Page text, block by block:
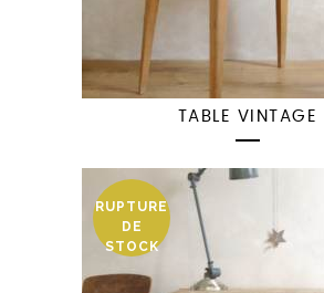
TABLE VINTAGE
RUPTURE
DE
STOCK